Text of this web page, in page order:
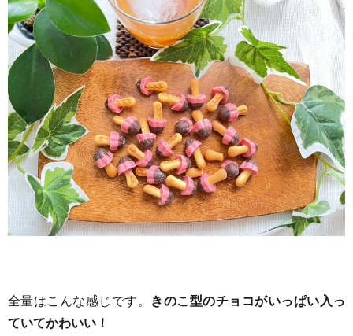
全量はこんな感じです。
きのこ型のチョコがいっぱい入っ
ていてかわいい！